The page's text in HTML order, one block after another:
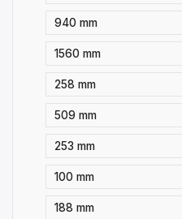
940 mm
1560 mm
258 mm
509 mm
253 mm
100 mm
188 mm